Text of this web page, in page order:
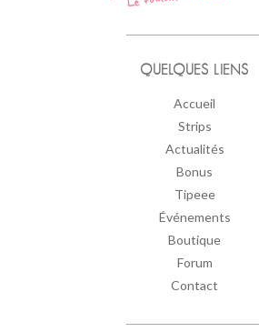
QUELQUES LIENS
Accueil
Strips
Actualités
Bonus
Tipeee
Événements
Boutique
Forum
Contact